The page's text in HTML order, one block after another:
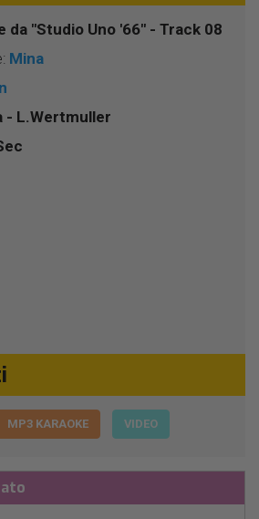
da "Studio Uno '66" - Track 08
Mina
- L.Wertmuller
MP3 KARAOKE VIDEO